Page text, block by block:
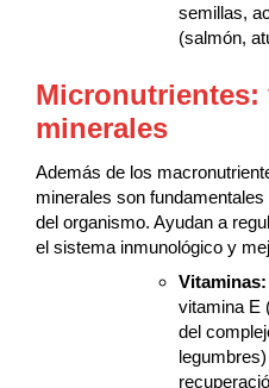
semillas,
(salmón,
Micronutrientes:
minerales
Además de los
minerales son
del organismo. Ayudan a
el sistema inmunológico y
Vitaminas:
vitamina E
del